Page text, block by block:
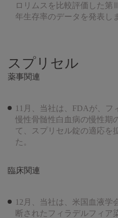
ロリムスを比較評価した第
年生存率のデータを発表し
スプリセル
薬事関連
11月、当社は、FDAが、フ
慢性骨髄性白血病の慢性期
て、スプリセル錠の適応を
た。
臨床関連
12月、当社は、米国血液学
断されたフィラデルフィア